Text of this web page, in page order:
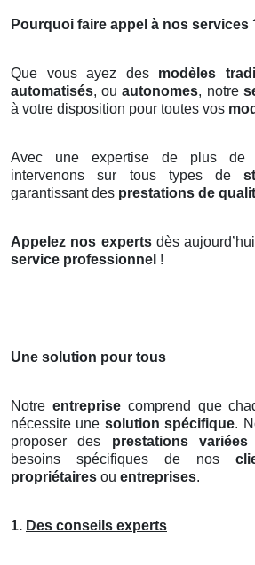
Pourquoi faire appel à nos services
Que vous ayez des modèles
automatisés, ouautonomes, notre
à votre disposition pour toutes vos
Avec une expertise de plus de
intervenons sur tous types de
garantissant des prestations de
Appelez nos expertsdès
service professionnel !
Une solution pour tous
Notre entreprisecomprend que
nécessite une solution spécifique.
proposer des prestations variées
besoins spécifiques de nos
propriétaires ou entreprises.
1. Des conseils experts